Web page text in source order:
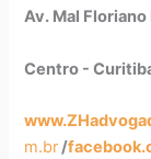
Av. Mal
Centro -
m.br/